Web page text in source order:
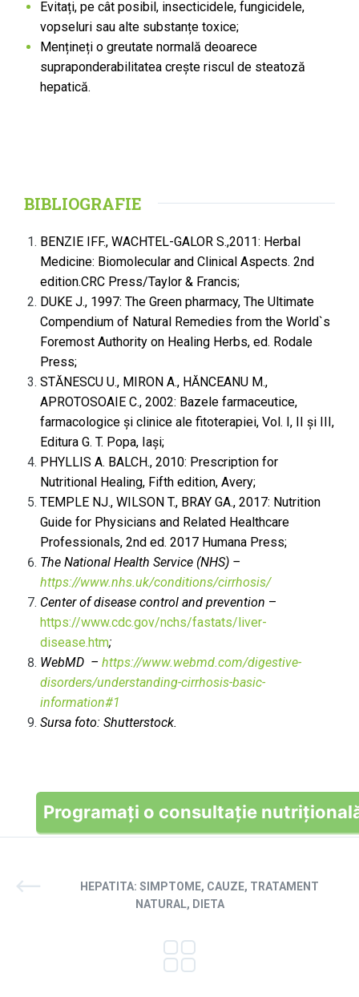
Evitați, pe cât posibil, insecticidele, fungicidele,
vopseluri sau alte substanțe toxice;
Mențineți o greutate normală deoarece
supraponderabilitatea creşte riscul de steatoză
hepatică.
BIBLIOGRAFIE
BENZIE IFF., WACHTEL-GALOR S.,2011: Herbal
Medicine: Biomolecular and Clinical Aspects. 2nd
edition.CRC Press/Taylor & Francis;
DUKE J., 1997: The Green pharmacy, The Ultimate
Compendium of Natural Remedies from the World`s
Foremost Authority on Healing Herbs, ed. Rodale
Press;
STĂNESCU U., MIRON A., HĂNCEANU M.,
APROTOSOAIE C., 2002: Bazele farmaceutice,
farmacologice și clinice ale fitoterapiei, Vol. I, II și III,
Editura G. T. Popa, Iași;
PHYLLIS A. BALCH., 2010: Prescription for
Nutritional Healing, Fifth edition, Avery;
TEMPLE NJ., WILSON T., BRAY GA., 2017: Nutrition
Guide for Physicians and Related Healthcare
Professionals, 2nd ed. 2017 Humana Press;
The National Health Service (NHS) –
https://www.nhs.uk/conditions/cirrhosis/
Center of disease control and prevention –
https://www.cdc.gov/nchs/fastats/liver-
disease.htm;
WebMD – https://www.webmd.com/digestive-
disorders/understanding-cirrhosis-basic-
information#1
Sursa foto: Shutterstock.
Programați o consultație
HEPATITA: SIMPTOME, CAUZE, TRATAMENT
NATURAL, DIETA